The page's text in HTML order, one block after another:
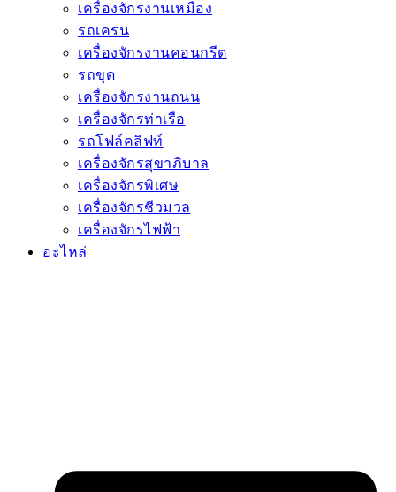
เครื่องจักรงานเหมือง
รถเครน
เครื่องจักรงานคอนกรีต
รถขุด
เครื่องจักรงานถนน
เครื่องจักรท่าเรือ
รถโฟล์คลิฟท์
เครื่องจักรสุขาภิบาล
เครื่องจักรพิเศษ
เครื่องจักรชีวมวล
เครื่องจักรไฟฟ้า
อะไหล่